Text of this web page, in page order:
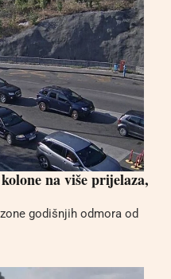
na više prijelaza,
godišnjih odmora od